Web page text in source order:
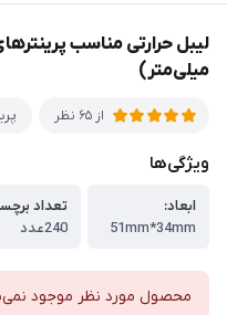
میلی‌متر)
از 65 نظر
ویژگی‌ها
ابعاد:
51mm*34mm
تعداد
240عدد
محصول مورد نظر موجود